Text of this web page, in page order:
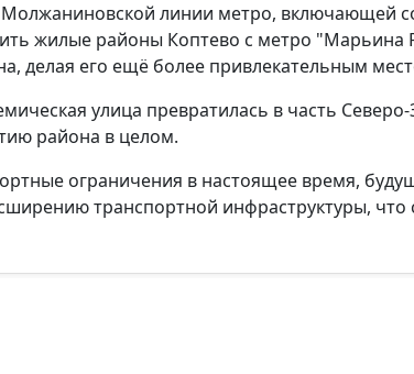
линии метро, включающей
жилые районы Коптево с метро
делая его ещё более привлекательным
улица превратилась в часть
района в целом.
ограничения в настоящее время,
транспортной инфраструктуры,